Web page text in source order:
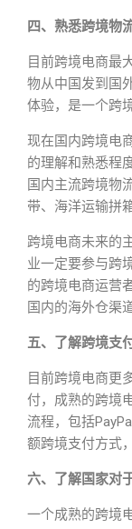
四、熟悉跨境物
目前跨境电商最
物从中国发到国
体验，是一个跨
现在国内跨境电
的理解和熟悉程
国内主流跨境物
带、海洋运输拼
跨境电商未来的
业一定要参与跨
的跨境电商运营
国内的海外仓渠
五、了解跨境支
目前跨境电商更
付，成熟的跨境
流程，包括
额跨境支付方式
六、了解国家对
一个成熟的跨境